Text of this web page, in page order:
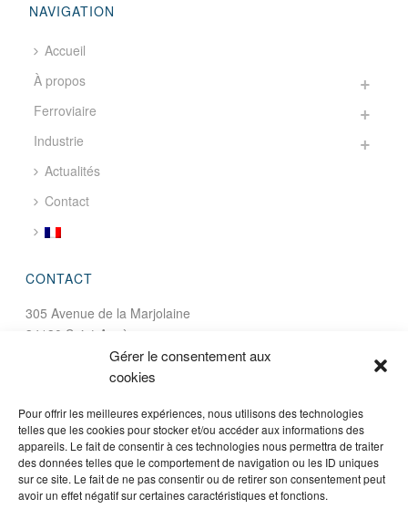
Gérer le consentement aux
cookies
Pour offrir les meilleures expériences, nous utilisons des technologies
telles que les cookies pour stocker et/ou accéder aux informations des
appareils. Le fait de consentir à ces technologies nous permettra de traiter
des données telles que le comportement de navigation ou les ID uniques
sur ce site. Le fait de ne pas consentir ou de retirer son consentement peut
avoir un effet négatif sur certaines caractéristiques et fonctions.
NAVIGATION
Accueil
À propos
Ferroviaire
Industrie
Actualités
Contact
CONTACT
305 Avenue de la Marjolaine
34130 Saint-Aunès
fax : +33 (0)4 99 23 04 07
email : info@dipostel.com
SUIVEZ NOUS